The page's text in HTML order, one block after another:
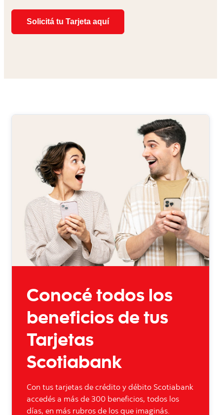
Solicitá tu Tarjeta aquí
Conocé todos los
beneficios de tus
Tarjetas
Scotiabank
Con tus tarjetas de crédito y débito Scotiabank
accedés a más de 300 beneficios, todos los
días, en más rubros de los que imaginás.